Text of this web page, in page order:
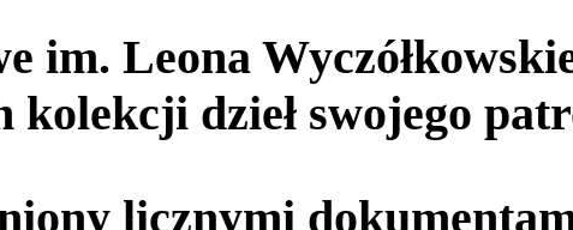
im. Leona
kolekcji dzieł swojego
licznymi